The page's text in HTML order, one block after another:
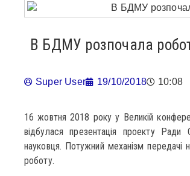
В БДМУ розпочала
Super User 19/10/2018 10:08
16 жовтня 2018 року у Великій
відбулася презентація проекту
науковця. Потужний механізм передачі
роботу.